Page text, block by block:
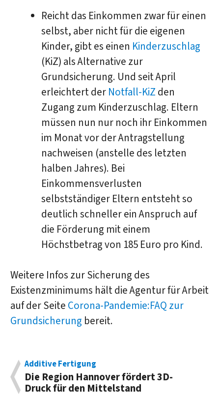
Reicht das Einkommen zwar für einen
selbst, aber nicht für die eigenen
Kinder, gibt es einen Kinderzuschlag
(KiZ) als Alternative zur
Grundsicherung. Und seit April
erleichtert der Notfall-KiZ den
Zugang zum Kinderzuschlag. Eltern
müssen nun nur noch ihr Einkommen
im Monat vor der Antragstellung
nachweisen (anstelle des letzten
halben Jahres). Bei
Einkommensverlusten
selbstständiger Eltern entsteht so
deutlich schneller ein Anspruch auf
die Förderung mit einem
Höchstbetrag von 185 Euro pro Kind.
Weitere Infos zur Sicherung des
Existenzminimums hält die Agentur für Arbeit
auf der Seite Corona-Pandemie:FAQ zur
Grundsicherung bereit.
Additive Fertigung
Die Region Hannover fördert 3D-
Druck für den Mittelstand